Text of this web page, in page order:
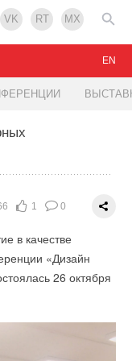
VK RT MX
EN
1 0
в качестве
«Дизайн
26 октября
2786
2017 года N
и
безопасности
1225 "О
техническому
пожарной